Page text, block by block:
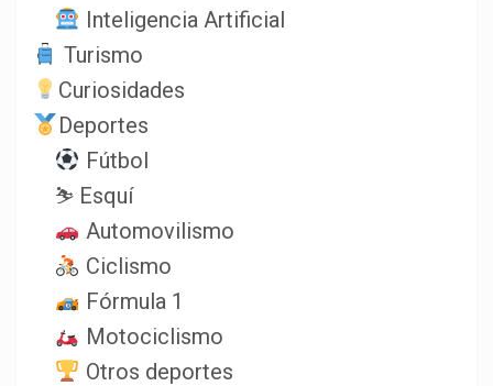
Inteligencia Artificial
Turismo
Curiosidades
Deportes
Fútbol
⛷️ Esquí
Automovilismo
Ciclismo
Fórmula 1
Motociclismo
Otros deportes